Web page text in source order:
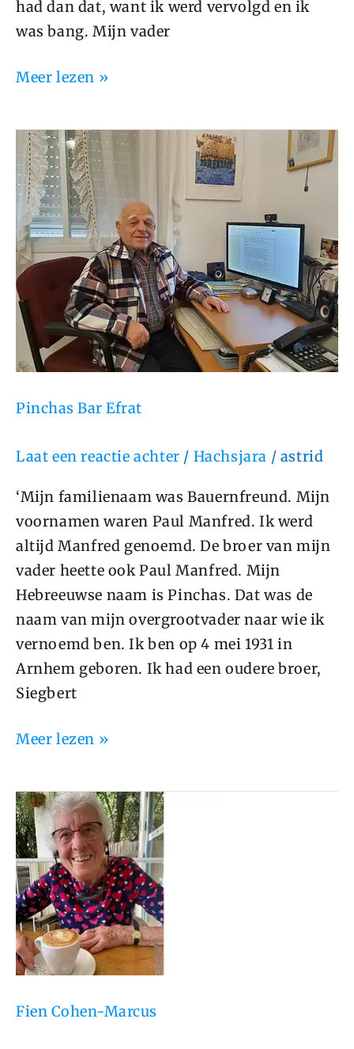
had dan dat, want ik werd vervolgd en ik
was bang. Mijn vader
Meer lezen »
Pinchas Bar Efrat
Laat een reactie achter / Hachsjara / astrid
‘Mijn familienaam was Bauernfreund. Mijn
voornamen waren Paul Manfred. Ik werd
altijd Manfred genoemd. De broer van mijn
vader heette ook Paul Manfred. Mijn
Hebreeuwse naam is Pinchas. Dat was de
naam van mijn overgrootvader naar wie ik
vernoemd ben. Ik ben op 4 mei 1931 in
Arnhem geboren. Ik had een oudere broer,
Siegbert
Pinchas
Bar
Efrat
Meer lezen »
Fien Cohen-Marcus
Fien
Cohen-
Marcus